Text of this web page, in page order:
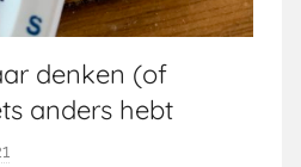
denken (of
anders hebt